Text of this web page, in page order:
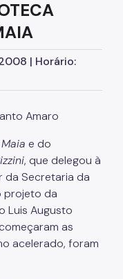
| Horário:
e do
, que delegou à
da Secretaria da
projeto da
Luis Augusto
as
acelerado, foram